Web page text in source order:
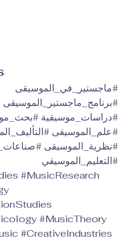
#ماجستير_في_الموسيقى
#برنامج_ماجستير_الموسيقى
#دراسات_موسيقية
#علم_الموسيقى
#نظرية_الموسيقى
#التعليم_الموسيقي
#MusicResearch
#MusicTheory
#CreativeIndustries